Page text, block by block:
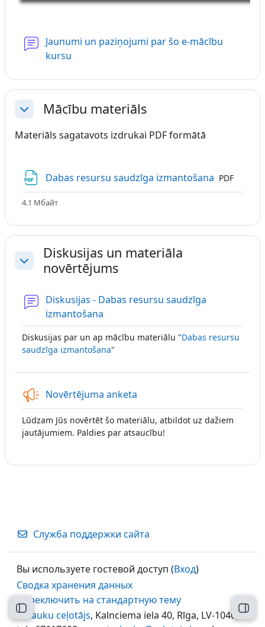
Открыть оглавление курса
Jaunumi un paziņojumi par šo e-mācību
kursu
СвернутьMācību materiāls
Materiāls sagatavots izdrukai PDF formātā
Dabas resursu saudzīga izmantošana Файл
PDF
4.1 Мбайт
Свернуть
Diskusijas un materiāla
novērtējums
Diskusijas - Dabas resursu saudzīga
izmantošana
Diskusijas par un ap mācību materiālu "Dabas resursu
saudzīga izmantošana"
Novērtējuma anketa
Lūdzam Jūs novērtēt šo materiālu, atbildot uz dažiem
jautājumiem. Paldies par atsaucību!
Служба поддержки сайта
Вы используете гостевой доступ (Вход)
Сводка хранения данных
Переключить на стандартную тему
© Lauku ceļotājs, Kalnciema iela 40, Rīga, LV-1046,